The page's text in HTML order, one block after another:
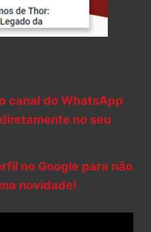
canal do WhatsApp
no seu
no Google para não
novidade!